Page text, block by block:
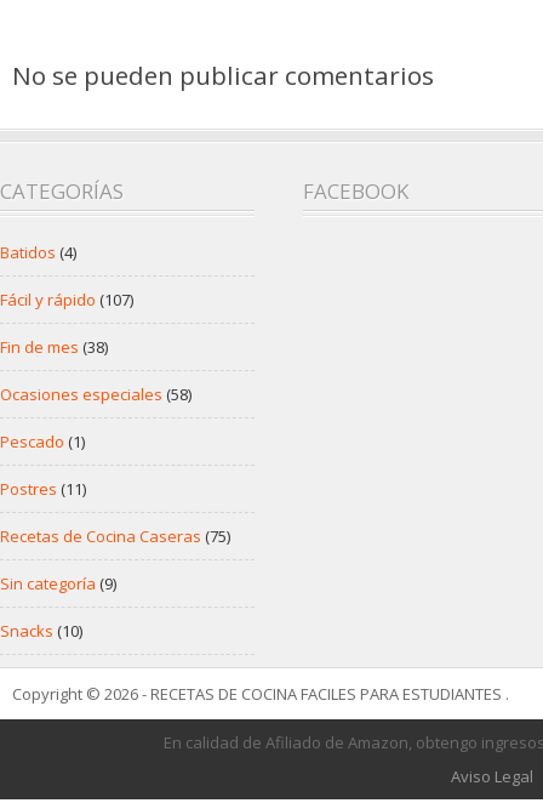
No se pueden publicar comentarios
CATEGORÍAS
Batidos (4)
Fácil y rápido (107)
Fin de mes (38)
Ocasiones especiales (58)
Pescado (1)
Postres (11)
Recetas de Cocina Caseras (75)
Sin categoría (9)
Snacks (10)
FACEBOOK
Copyright © 2026 - RECETAS DE COCINA FACILES PARA ESTUDIANTES .
En calidad de Afiliado de Amazon, obtengo
Aviso Legal